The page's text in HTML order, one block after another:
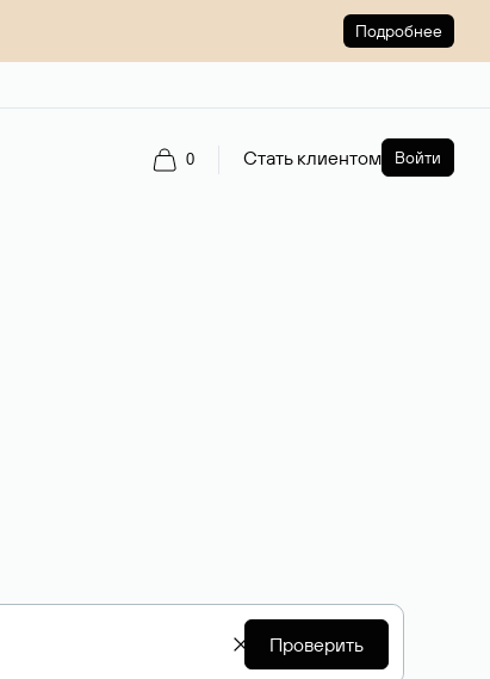
Подробнее
0 Стать клиентом Войти
Проверить